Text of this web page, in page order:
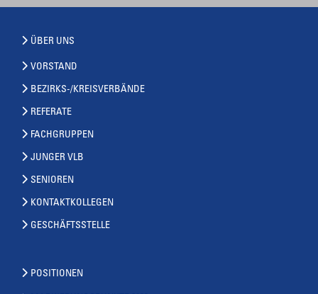
ÜBER UNS
VORSTAND
BEZIRKS-/KREISVERBÄNDE
REFERATE
FACHGRUPPEN
JUNGER VLB
SENIOREN
KONTAKTKOLLEGEN
GESCHÄFTSSTELLE
POSITIONEN